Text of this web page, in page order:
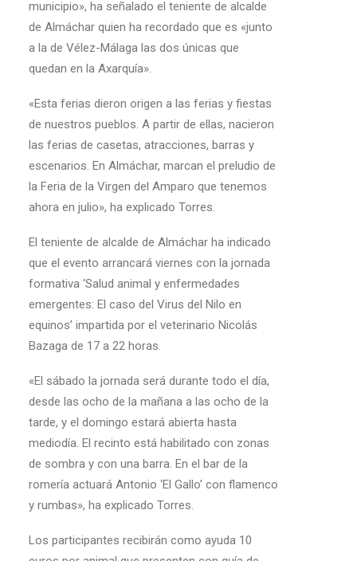
municipio», ha señalado el teniente de alcalde
de Almáchar quien ha recordado que es «junto
a la de Vélez-Málaga las dos únicas que
quedan en la Axarquía».
«Esta ferias dieron origen a las ferias y fiestas
de nuestros pueblos. A partir de ellas, nacieron
las ferias de casetas, atracciones, barras y
escenarios. En Almáchar, marcan el preludio de
la Feria de la Virgen del Amparo que tenemos
ahora en julio», ha explicado Torres.
El teniente de alcalde de Almáchar ha indicado
que el evento arrancará viernes con la jornada
formativa ‘Salud animal y enfermedades
emergentes: El caso del Virus del Nilo en
equinos’ impartida por el veterinario Nicolás
Bazaga de 17 a 22 horas.
«El sábado la jornada será durante todo el día,
desde las ocho de la mañana a las ocho de la
tarde, y el domingo estará abierta hasta
mediodía. El recinto está habilitado con zonas
de sombra y con una barra. En el bar de la
romería actuará Antonio ‘El Gallo’ con flamenco
y rumbas», ha explicado Torres.
Los participantes recibirán como ayuda 10